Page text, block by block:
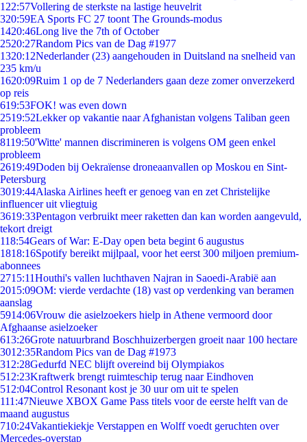
1 22:57Vollering de sterkste na lastige heuvelrit
320:59EA Sports FC 27 toont The Grounds-modus
1420:46Long live the 7th of October
2520:27Random Pics van de Dag #1977
1320:12Nederlander (23) aangehouden in Duitsland na snelheid van
235 km/u
1620:09Ruim 1 op de 7 Nederlanders gaan deze zomer onverzekerd
op reis
619:53FOK! was even down
2519:52Lekker op vakantie naar Afghanistan volgens Taliban geen
probleem
8119:50'Witte' mannen discrimineren is volgens OM geen enkel
probleem
2619:49Doden bij Oekraïense droneaanvallen op Moskou en Sint-
Petersburg
3019:44Alaska Airlines heeft er genoeg van en zet Christelijke
influencer uit vliegtuig
3619:33Pentagon verbruikt meer raketten dan kan worden aangevuld,
tekort dreigt
118:54Gears of War: E-Day open beta begint 6 augustus
1818:16Spotify bereikt mijlpaal, voor het eerst 300 miljoen premium-
abonnees
2715:11Houthi's vallen luchthaven Najran in Saoedi-Arabië aan
2015:09OM: vierde verdachte (18) vast op verdenking van beramen
aanslag
5914:06Vrouw die asielzoekers hielp in Athene vermoord door
Afghaanse asielzoeker
613:26Grote natuurbrand Boschhuizerbergen groeit naar 100 hectare
3012:35Random Pics van de Dag #1973
312:28Gedurfd NEC blijft overeind bij Olympiakos
512:23Kraftwerk brengt ruimteschip terug naar Eindhoven
512:04Control Resonant kost je 30 uur om uit te spelen
111:47Nieuwe XBOX Game Pass titels voor de eerste helft van de
maand augustus
710:24Vakantiekiekje Verstappen en Wolff voedt geruchten over
Mercedes-overstap